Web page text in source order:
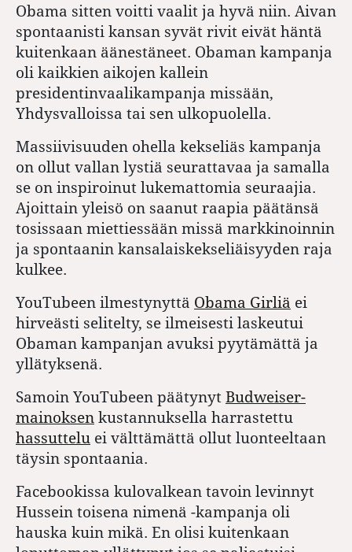
Obama sitten voitti vaalit ja hyvä niin. Aivan
spontaanisti kansan syvät rivit eivät häntä
kuitenkaan äänestäneet. Obaman kampanja
oli kaikkien aikojen kallein
presidentinvaalikampanja missään,
Yhdysvalloissa tai sen ulkopuolella.
Massiivisuuden ohella kekseliäs kampanja
on ollut vallan lystiä seurattavaa ja samalla
se on inspiroinut lukemattomia seuraajia.
Ajoittain yleisö on saanut raapia päätänsä
tosissaan miettiessään missä markkinoinnin
ja spontaanin kansalaiskekseliäisyyden raja
kulkee.
YouTubeen ilmestynyttä Obama Girliä ei
hirveästi selitelty, se ilmeisesti laskeutui
Obaman kampanjan avuksi pyytämättä ja
yllätyksenä.
Samoin YouTubeen päätynyt Budweiser-
mainoksen kustannuksella harrastettu
hassuttelu ei välttämättä ollut luonteeltaan
täysin spontaania.
Facebookissa kulovalkean tavoin levinnyt
Hussein toisena nimenä -kampanja oli
hauska kuin mikä. En olisi kuitenkaan